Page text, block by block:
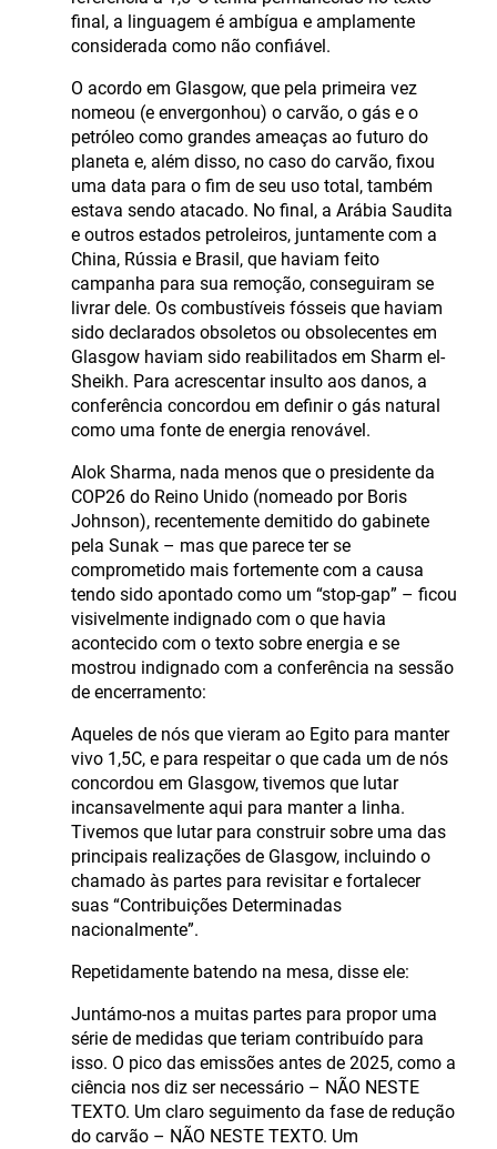
final, a linguagem é ambígua e amplamente
considerada como não confiável.
O acordo em Glasgow, que pela primeira vez
nomeou (e envergonhou) o carvão, o gás e o
petróleo como grandes ameaças ao futuro do
planeta e, além disso, no caso do carvão, fixou
uma data para o fim de seu uso total, também
estava sendo atacado. No final, a Arábia Saudita
e outros estados petroleiros, juntamente com a
China, Rússia e Brasil, que haviam feito
campanha para sua remoção, conseguiram se
livrar dele. Os combustíveis fósseis que haviam
sido declarados obsoletos ou obsolecentes em
Glasgow haviam sido reabilitados em Sharm el-
Sheikh. Para acrescentar insulto aos danos, a
conferência concordou em definir o gás natural
como uma fonte de energia renovável.
Alok Sharma, nada menos que o presidente da
COP26 do Reino Unido (nomeado por Boris
Johnson), recentemente demitido do gabinete
pela Sunak – mas que parece ter se
comprometido mais fortemente com a causa
tendo sido apontado como um “stop-gap” – ficou
visivelmente indignado com o que havia
acontecido com o texto sobre energia e se
mostrou indignado com a conferência na sessão
de encerramento:
Aqueles de nós que vieram ao Egito para manter
vivo 1,5C, e para respeitar o que cada um de nós
concordou em Glasgow, tivemos que lutar
incansavelmente aqui para manter a linha.
Tivemos que lutar para construir sobre uma das
principais realizações de Glasgow, incluindo o
chamado às partes para revisitar e fortalecer
suas “Contribuições Determinadas
nacionalmente”.
Repetidamente batendo na mesa, disse ele:
Juntámo-nos a muitas partes para propor uma
série de medidas que teriam contribuído para
isso. O pico das emissões antes de 2025, como a
ciência nos diz ser necessário – NÃO NESTE
TEXTO. Um claro seguimento da fase de redução
do carvão – NÃO NESTE TEXTO. Um